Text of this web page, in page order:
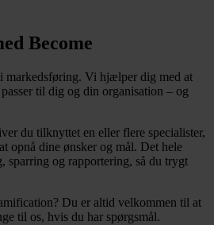
Become
markedsføring. Vi hjælper dig med at
til dig og din organisation – og
du tilknyttet en eller flere specialister,
opnå dine ønsker og mål. Det hele
sparring og rapportering, så du trygt
Du er altid velkommen til at
til os, hvis du har spørgsmål.